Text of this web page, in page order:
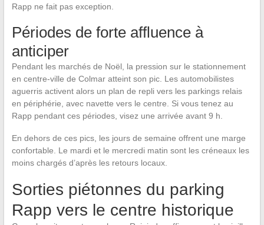
Rapp ne fait pas exception.
Périodes de forte affluence à
anticiper
Pendant les marchés de Noël, la pression sur le stationnement
en centre-ville de Colmar atteint son pic. Les automobilistes
aguerris activent alors un plan de repli vers les parkings relais
en périphérie, avec navette vers le centre. Si vous tenez au
Rapp pendant ces périodes, visez une arrivée avant 9 h.
En dehors de ces pics, les jours de semaine offrent une marge
confortable. Le mardi et le mercredi matin sont les créneaux les
moins chargés d’après les retours locaux.
Sorties piétonnes du parking
Rapp vers le centre historique